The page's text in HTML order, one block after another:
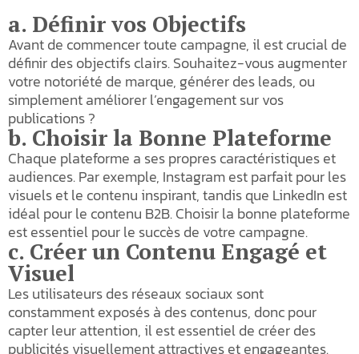
a. Définir vos Objectifs
Avant de commencer toute campagne, il est crucial de
définir des objectifs clairs. Souhaitez-vous augmenter
votre notoriété de marque, générer des leads, ou
simplement améliorer l’engagement sur vos
publications ?
b. Choisir la Bonne Plateforme
Chaque plateforme a ses propres caractéristiques et
audiences. Par exemple, Instagram est parfait pour les
visuels et le contenu inspirant, tandis que LinkedIn est
idéal pour le contenu B2B. Choisir la bonne plateforme
est essentiel pour le succès de votre campagne.
c. Créer un Contenu Engagé et
Visuel
Les utilisateurs des réseaux sociaux sont
constamment exposés à des contenus, donc pour
capter leur attention, il est essentiel de créer des
publicités visuellement attractives et engageantes.